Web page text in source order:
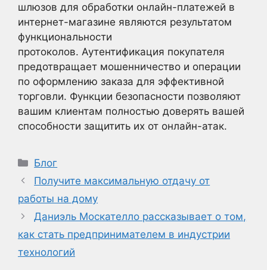
шлюзов для обработки онлайн-платежей в
интернет-магазине являются результатом
функциональности
протоколов. Аутентификация покупателя
предотвращает мошенничество и операции
по оформлению заказа для эффективной
торговли. Функции безопасности позволяют
вашим клиентам полностью доверять вашей
способности защитить их от онлайн-атак.
Рубрики
Блог
Получите максимальную отдачу от
работы на дому
Даниэль Москателло рассказывает о том,
как стать предпринимателем в индустрии
технологий